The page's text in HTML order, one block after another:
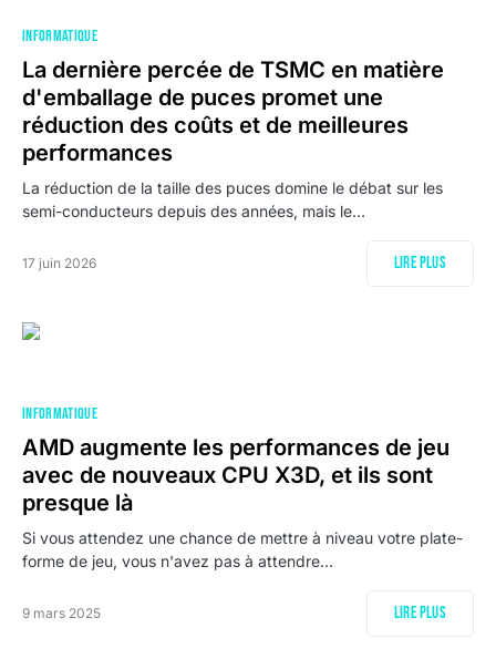
INFORMATIQUE
La dernière percée de TSMC en matière
d'emballage de puces promet une
réduction des coûts et de meilleures
performances
La réduction de la taille des puces domine le débat sur les
semi-conducteurs depuis des années, mais le…
17 juin 2026 Lire plus
INFORMATIQUE
AMD augmente les performances de jeu
avec de nouveaux CPU X3D, et ils sont
presque là
Si vous attendez une chance de mettre à niveau votre plate-
forme de jeu, vous n'avez pas à attendre…
9 mars 2025 Lire plus